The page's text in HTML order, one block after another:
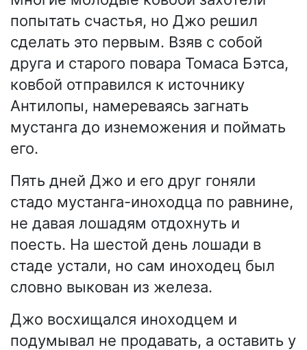
попытать счастья, но Джо решил
сделать это первым. Взяв с собой
друга и старого повара Томаса Бэтса,
ковбой отправился к источнику
Антилопы, намереваясь загнать
мустанга до изнеможения и поймать
его.
Пять дней Джо и его друг гоняли
стадо мустанга-иноходца по равнине,
не давая лошадям отдохнуть и
поесть. На шестой день лошади в
стаде устали, но сам иноходец был
словно выкован из железа.
Джо восхищался иноходцем и
подумывал не продавать, а оставить у